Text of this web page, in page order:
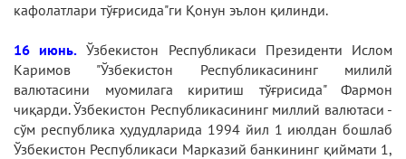
кафолатлари тўғрисида"ги Қонун эълон қилинди.
16 июнь. Ўзбекистон Республикаси Президенти Ислом
Каримов "Ўзбекистон Республикасининг милилй
валютасини муомилага киритиш тўғрисида" Фармон
чиқарди. Ўзбекистон Республикасининг миллий валютаси -
сўм республика ҳудудларида 1994 йил 1 июлдан бошлаб
Ўзбекистон Республикаси Марказий банкининг қиймати 1,